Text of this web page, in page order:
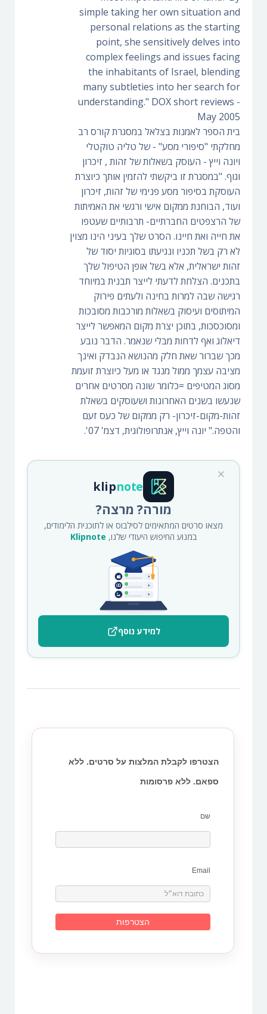
simple taking her own situation and
personal relations as the starting
point, she sensitively delves into
complex feelings and issues facing
the inhabitants of Israel, blending
many subtleties into her search for
understanding." DOX short reviews -
May 2005
בית הספר לאמנות בצלאל במסגרת קורס רב
מחלקתי "סיפורי מסע" - של טליה טוקטלי
ויונה וייץ - העוסק בשאלות של זהות , זיכרון
וגוף. "במסגרת זו ביקשתי להזמין אותך כיוצרת
העוסקת בסיפור מסע פנימי של זהות, זיכרון
ועוד, הבוחנת ממקום אישי ורגשי את האמיתות
של הרצפטים החברתיים- תרבותיים שעטפו
את חייה ואת חיינו. הסרט שלך בעיני הינו מצוין
לא רק בשל תכניו ונגיעתו בסוגיות יסוד של
זהות ישראלית, אלא בשל אופן הטיפול שלך
בתכנים. הצלחת לדעתי לייצר תבנית במיוחד
רגישה שבה למרות בחינה ולעתים פירוק
המיתוסים ועיסוק בשאלות מורכבות מסובכות
ומסוכסכות, בתוכן יצרת מקום המאפשר לייצר
דיאלוג ואף לדחות מבלי שנאמר. הדבר נובע
מכך שברור שאת חלק מהנושא הנבדק ואינך
מציבה עצמך ממול מנגד או מעל כיוצרת זועמת
מסוג המטיפים =כלומר שונה מסרטים אחרים
שנעשו בשנים האחרונות ושעוסקים בשאלת
זהות-מקום-זיכרון- רק ממקום של כעס זעם
והטפה." יונה וייץ, אנתרופולוגית, דצמ' 07'.
klipnote
מורה? מרצה?
מצאו סרטים המתאימים לסילבוס או לתוכנית הלימודים,
במנוע החיפוש היעודי שלנו, Klipnote
למידע נוסף
הצטרפו לקבלת המלצות על סרטים. ללא
ספאם. ללא פרסומות
שם
Email